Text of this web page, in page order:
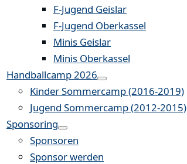
F-Jugend Geislar
F-Jugend Oberkassel
Minis Geislar
Minis Oberkassel
Handballcamp 2026
Kinder Sommercamp (2016-2019)
Jugend Sommercamp (2012-2015)
Sponsoring
Sponsoren
Sponsor werden